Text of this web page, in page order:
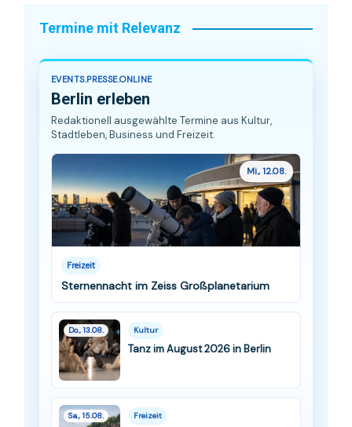
Termine mit Relevanz
EVENTS.PRESSE.ONLINE
Berlin erleben
Redaktionell ausgewählte Termine aus Kultur,
Stadtleben, Business und Freizeit.
Mi., 12.08.
Freizeit
Sternennacht im Zeiss Großplanetarium
Do., 13.08. Kultur
Tanz im August 2026 in Berlin
Sa., 15.08. Freizeit